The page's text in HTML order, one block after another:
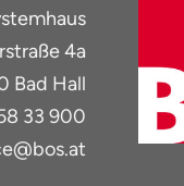
4a
Bad Hall
33 900